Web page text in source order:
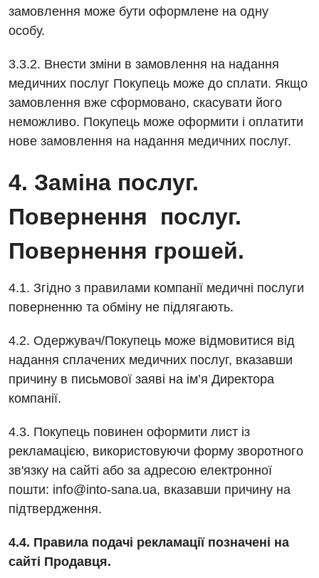
замовлення може бути оформлене на одну
особу.
3.3.2. Внести зміни в замовлення на надання
медичних послуг Покупець може до сплати. Якщо
замовлення вже сформовано, скасувати його
неможливо. Покупець може оформити і оплатити
нове замовлення на надання медичних послуг.
4. Заміна послуг.
Повернення послуг.
Повернення грошей.
4.1. Згідно з правилами компанії медичні послуги
поверненню та обміну не підлягають.
4.2. Одержувач/Покупець може відмовитися від
надання сплачених медичних послуг, вказавши
причину в письмової заяві на ім’я Директора
компанії.
4.3. Покупець повинен оформити лист із
рекламацією, використовуючи форму зворотного
зв'язку на сайті або за адресою електронної
пошти: info@into-sana.ua, вказавши причину на
підтвердження.
4.4. Правила подачі рекламації позначені на
сайті Продавця.